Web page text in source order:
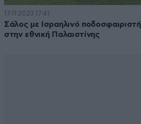
17·11·2023 17:41
Σάλος με Ισραηλινό
στην εθνική Παλαιστίνης